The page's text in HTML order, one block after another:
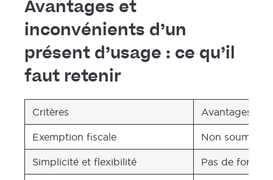
Avantages et
inconvénients d’un
présent d’usage : ce qu’il
faut retenir
Critères Avantages
Exemption fiscale Non soumis
Simplicité et flexibilité Pas de